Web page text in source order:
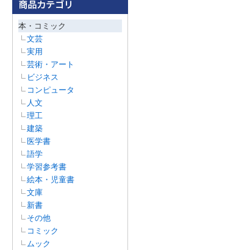
本・コミック
文芸
実用
芸術・アート
ビジネス
コンピュータ
人文
理工
建築
医学書
語学
学習参考書
絵本・児童書
文庫
新書
その他
コミック
ムック